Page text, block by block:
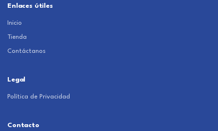
Enlaces útiles
Inicio
Tienda
Contáctanos
Legal
Política de Privacidad
Contacto